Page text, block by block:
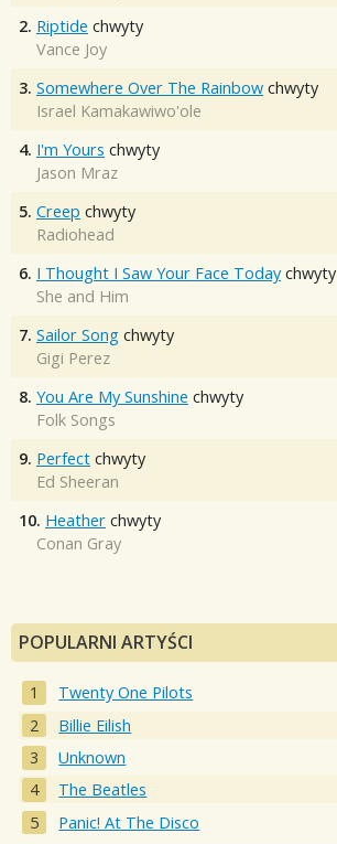
2. Riptide chwyty
Vance Joy
3. Somewhere Over The Rainbow chwyty
Israel Kamakawiwo'ole
4. I'm Yours chwyty
Jason Mraz
5. Creep chwyty
Radiohead
6. I Thought I Saw Your Face Today chwyty
She and Him
7. Sailor Song chwyty
Gigi Perez
8. You Are My Sunshine chwyty
Folk Songs
9. Perfect chwyty
Ed Sheeran
10. Heather chwyty
Conan Gray
POPULARNI ARTYŚCI
Twenty One Pilots
Billie Eilish
Unknown
The Beatles
Panic! At The Disco